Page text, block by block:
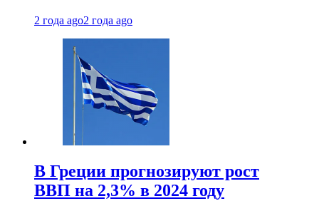
2 года ago2 года ago
В Греции прогнозируют рост
ВВП на 2,3% в 2024 году